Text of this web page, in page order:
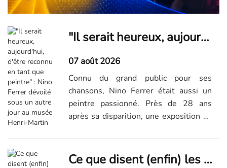
"Il serait heureux, aujourd'hui, d'être reconnu en tant que peintre" : Nino Ferrer dévoilé sous un autre jour au musée Henri-Martin
07 août 2026
Connu du grand public pour ses
chansons, Nino Ferrer était aussi un
peintre passionné. Près de 28 ans
après sa disparition, une exposition au
facette méconnue de l'artiste.
Ce que disent (enfin) les chanteuses : accepter son apparence par Zaho de Sagazan